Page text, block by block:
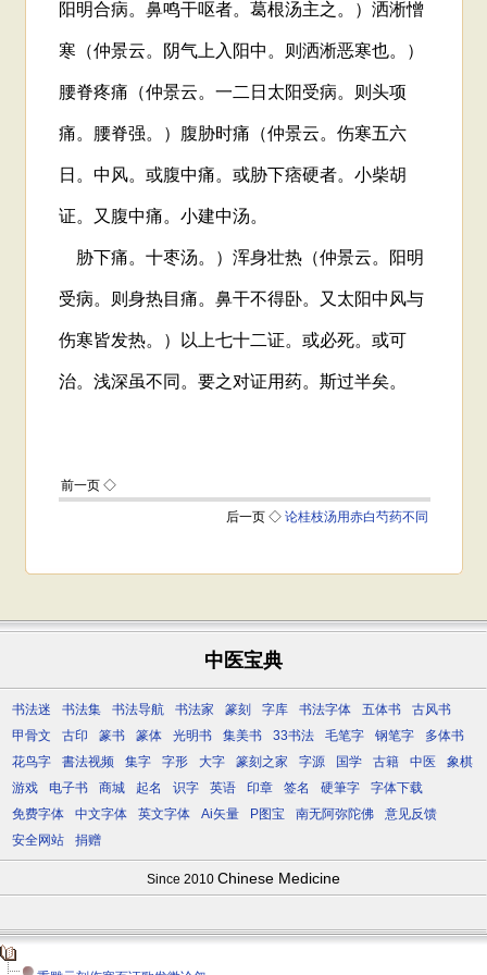
中医宝典
书法迷 书法集 书法导航 书法家 篆刻 字库 书法字体 五体书
古风书
甲骨文
古印 篆书 篆体 光明书 集美书 33书法 毛笔字 钢笔字
多体书
花鸟字
書法视频 集字 字形 大字 篆刻之家 字源 国学 古籍 中医
象棋
游戏
电子书 商城 起名 识字 英语 印章 签名 硬筆字
字体下载
免费字体
中文字体 英文字体 Ai矢量 P图宝 南无阿弥陀佛
意见反馈
安全网站
捐赠
Since 2010 Chinese Medicine